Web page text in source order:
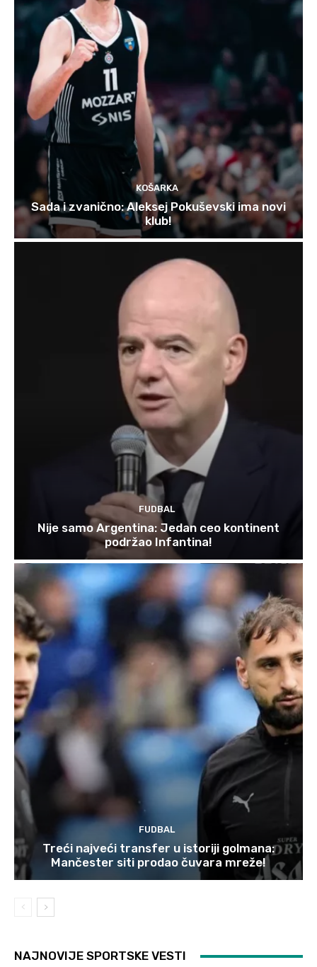
KOŠARKA
Sada i zvanično: Aleksej Pokuševski ima novi
klub!
FUDBAL
Nije samo Argentina: Jedan ceo kontinent
podržao Infantina!
FUDBAL
Treći najveći transfer u istoriji golmana:
Mančester siti prodao čuvara mreže!
NAJNOVIJE SPORTSKE VESTI